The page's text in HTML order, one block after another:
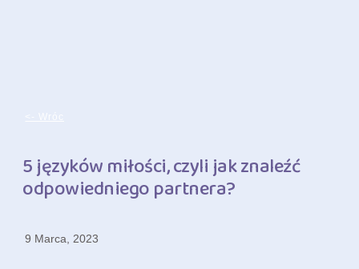
<- Wróc
5 języków miłości, czyli jak znaleźć
odpowiedniego partnera?
9 Marca, 2023